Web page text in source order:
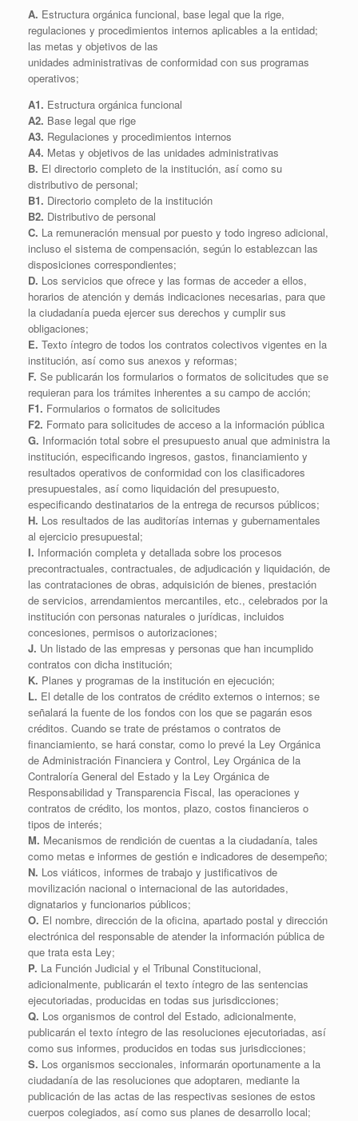
A. Estructura orgánica funcional, base legal que la rige,
regulaciones y procedimientos internos aplicables a la entidad;
las metas y objetivos de las
unidades administrativas de conformidad con sus programas
operativos;
A1. Estructura orgánica funcional
A2. Base legal que rige
A3. Regulaciones y procedimientos internos
A4. Metas y objetivos de las unidades administrativas
B. El directorio completo de la institución, así como su
distributivo de personal;
B1. Directorio completo de la institución
B2. Distributivo de personal
C. La remuneración mensual por puesto y todo ingreso adicional,
incluso el sistema de compensación, según lo establezcan las
disposiciones correspondientes;
D. Los servicios que ofrece y las formas de acceder a ellos,
horarios de atención y demás indicaciones necesarias, para que
la ciudadanía pueda ejercer sus derechos y cumplir sus
obligaciones;
E. Texto íntegro de todos los contratos colectivos vigentes en la
institución, así como sus anexos y reformas;
F. Se publicarán los formularios o formatos de solicitudes que se
requieran para los trámites inherentes a su campo de acción;
F1. Formularios o formatos de solicitudes
F2. Formato para solicitudes de acceso a la información pública
G. Información total sobre el presupuesto anual que administra la
institución, especificando ingresos, gastos, financiamiento y
resultados operativos de conformidad con los clasificadores
presupuestales, así como liquidación del presupuesto,
especificando destinatarios de la entrega de recursos públicos;
H. Los resultados de las auditorías internas y gubernamentales
al ejercicio presupuestal;
I. Información completa y detallada sobre los procesos
precontractuales, contractuales, de adjudicación y liquidación, de
las contrataciones de obras, adquisición de bienes, prestación
de servicios, arrendamientos mercantiles, etc., celebrados por la
institución con personas naturales o jurídicas, incluidos
concesiones, permisos o autorizaciones;
J. Un listado de las empresas y personas que han incumplido
contratos con dicha institución;
K. Planes y programas de la institución en ejecución;
L. El detalle de los contratos de crédito externos o internos; se
señalará la fuente de los fondos con los que se pagarán esos
créditos. Cuando se trate de préstamos o contratos de
financiamiento, se hará constar, como lo prevé la Ley Orgánica
de Administración Financiera y Control, Ley Orgánica de la
Contraloría General del Estado y la Ley Orgánica de
Responsabilidad y Transparencia Fiscal, las operaciones y
contratos de crédito, los montos, plazo, costos financieros o
tipos de interés;
M. Mecanismos de rendición de cuentas a la ciudadanía, tales
como metas e informes de gestión e indicadores de desempeño;
N. Los viáticos, informes de trabajo y justificativos de
movilización nacional o internacional de las autoridades,
dignatarios y funcionarios públicos;
O. El nombre, dirección de la oficina, apartado postal y dirección
electrónica del responsable de atender la información pública de
que trata esta Ley;
P. La Función Judicial y el Tribunal Constitucional,
adicionalmente, publicarán el texto íntegro de las sentencias
ejecutoriadas, producidas en todas sus jurisdicciones;
Q. Los organismos de control del Estado, adicionalmente,
publicarán el texto íntegro de las resoluciones ejecutoriadas, así
como sus informes, producidos en todas sus jurisdicciones;
S. Los organismos seccionales, informarán oportunamente a la
ciudadanía de las resoluciones que adoptaren, mediante la
publicación de las actas de las respectivas sesiones de estos
cuerpos colegiados, así como sus planes de desarrollo local;